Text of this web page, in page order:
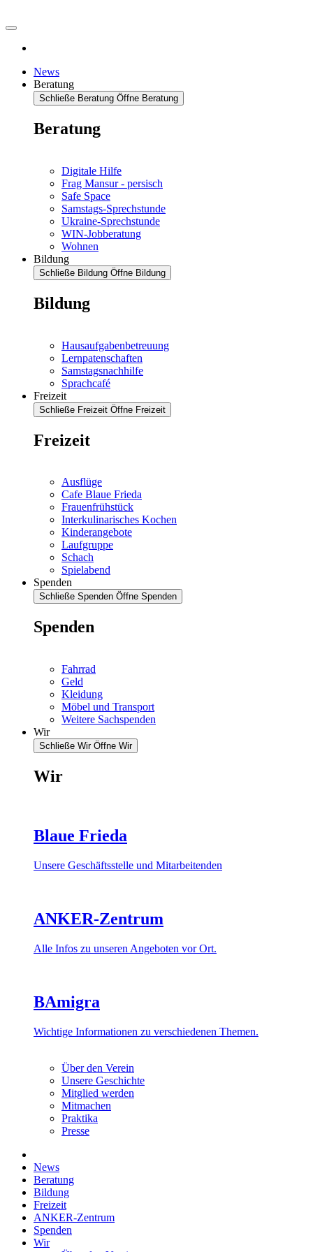
News
Beratung
Schließe Beratung Öffne Beratung
Beratung
Digitale Hilfe
Frag Mansur - persisch
Safe Space
Samstags-Sprechstunde
Ukraine-Sprechstunde
WIN-Jobberatung
Wohnen
Bildung
Schließe Bildung Öffne Bildung
Bildung
Hausaufgabenbetreuung
Lernpatenschaften
Samstagsnachhilfe
Sprachcafé
Freizeit
Schließe Freizeit Öffne Freizeit
Freizeit
Ausflüge
Cafe Blaue Frieda
Frauenfrühstück
Interkulinarisches Kochen
Kinderangebote
Laufgruppe
Schach
Spielabend
Spenden
Schließe Spenden Öffne Spenden
Spenden
Fahrrad
Geld
Kleidung
Möbel und Transport
Weitere Sachspenden
Wir
Schließe Wir Öffne Wir
Wir
Blaue Frieda
Unsere Geschäftsstelle und Mitarbeitenden
ANKER-Zentrum
Alle Infos zu unseren Angeboten vor Ort.
BAmigra
Wichtige Informationen zu verschiedenen Themen.
Über den Verein
Unsere Geschichte
Mitglied werden
Mitmachen
Praktika
Presse
News
Beratung
Bildung
Freizeit
ANKER-Zentrum
Spenden
Wir